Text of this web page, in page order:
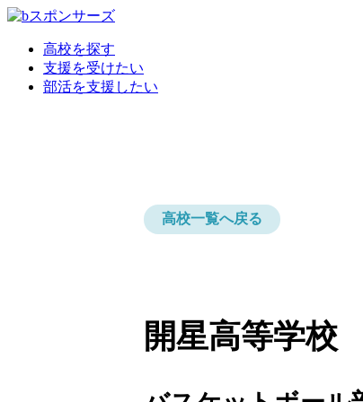
高校を探す
支援を受けたい
部活を支援したい
高校一覧へ戻る
開星高等学校